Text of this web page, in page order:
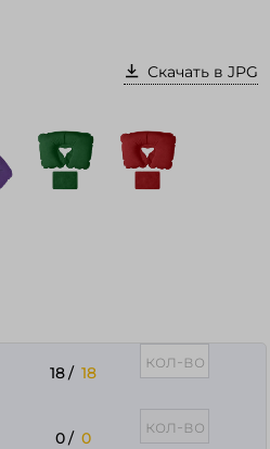
Скачать в JPG
18/ 18
0/ 0